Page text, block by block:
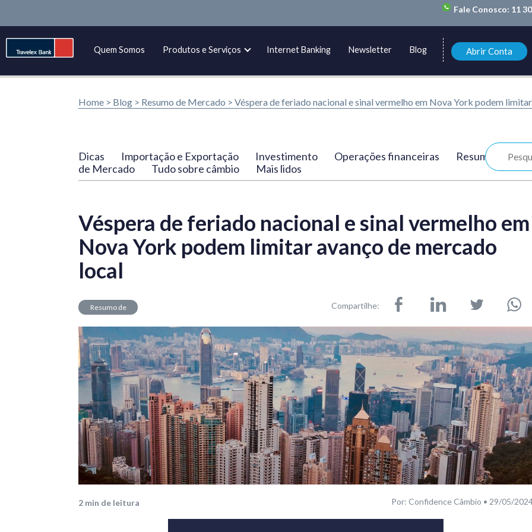
Fale Conosco: 11
Quem Somos Produtos e Serviços Internet Banking Newsletter Blog Abrir Conta
Home > Blog > Resumo de Mercado > Véspera de feriado nacional e sinal vermelho em Nova York podem
Dicas Importação e Exportação Investimento Operações financeiras
Resumo
de Mercado
Tudo sobre câmbio Mais lidos
Véspera de feriado nacional e sinal vermelho em
Nova York podem limitar avanço de mercado
local
Resumo de
Compartilhe:
2 min de leitura Por: Confidence Câmbio • 29/05/